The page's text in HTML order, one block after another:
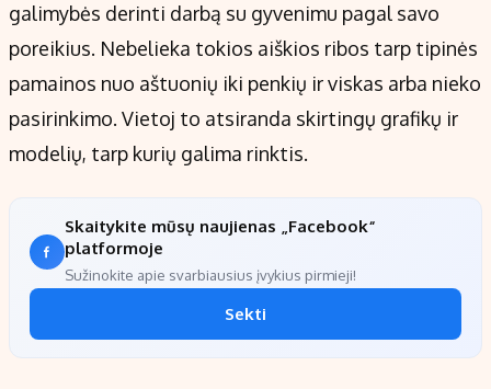
galimybės derinti darbą su gyvenimu pagal savo
poreikius. Nebelieka tokios aiškios ribos tarp tipinės
pamainos nuo aštuonių iki penkių ir viskas arba nieko
pasirinkimo. Vietoj to atsiranda skirtingų grafikų ir
modelių, tarp kurių galima rinktis.
Skaitykite mūsų naujienas „Facebook“
platformoje
Sužinokite apie svarbiausius įvykius pirmieji!
Sekti